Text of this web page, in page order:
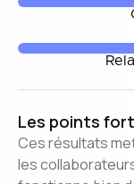
Les points
Ces résultats
les